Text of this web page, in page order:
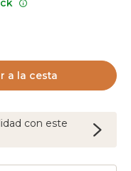
a la cesta
con este